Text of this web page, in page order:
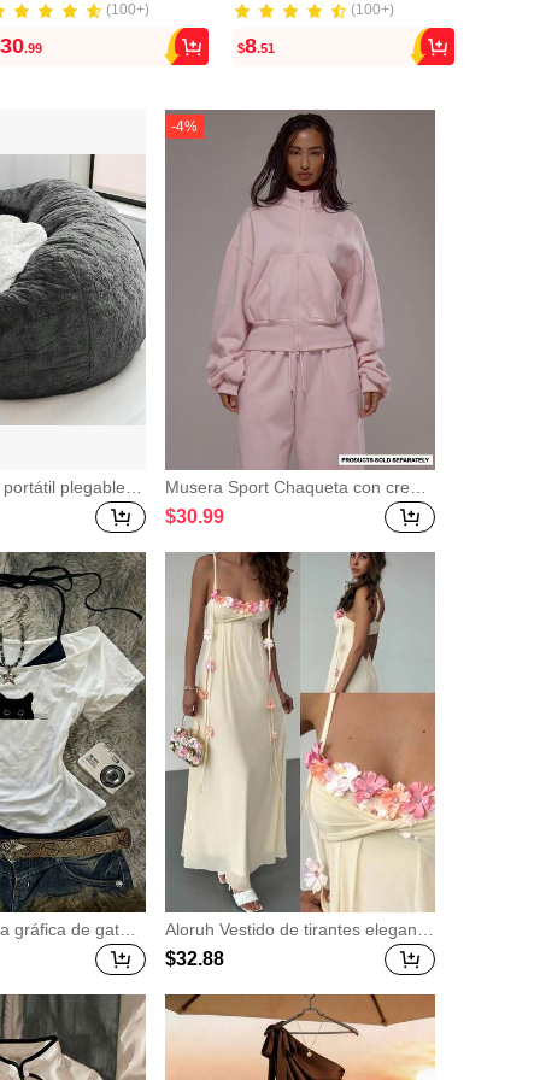
(100+)
30.99
(100+)
$8.51
plegable m
de terciop
de descanso (sol
estar, funda de
a máquina para
-4%
Musera Sport Chaqueta con crema
llera y cuello de embudo de forro p
olar, conjunto deportivo activo para
tness, uso diario y casual, cuarzo a
humado
$30.99
gráfica de gato n
casual, camiset
con bloques de c
Aloruh Vestido de tirantes elegant
e, romántico y sexy para mujer con
decoración floral 3D, rosa con flore
de despedida de soltera, fiesta de t
é, invitada, graduación, estilo hada
$32.88